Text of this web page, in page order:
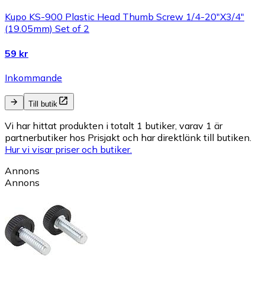
Kupo KS-900 Plastic Head Thumb Screw 1/4-20"X3/4"
(19.05mm) Set of 2
59 kr
Inkommande
Till butik
Vi har hittat produkten i totalt 1 butiker, varav 1 är
partnerbutiker hos Prisjakt och har direktlänk till butiken.
Hur vi visar priser och butiker.
Annons
Annons